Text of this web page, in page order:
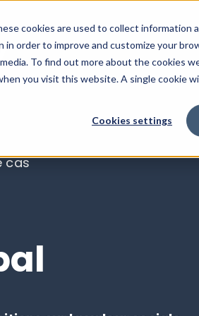
cookies are used to collect
order to improve and customize your
To find out more about the cookies
you visit this website. A single cookie
Cookies settings
cas